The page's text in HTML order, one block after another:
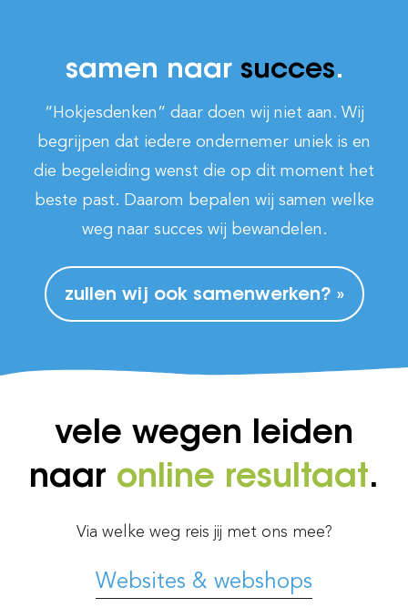
samen naar succes.
“Hokjesdenken” daar doen wij niet aan. Wij
begrijpen dat iedere ondernemer uniek is en
die begeleiding wenst die op dit moment het
beste past. Daarom bepalen wij samen welke
weg naar succes wij bewandelen.
zullen wij ook samenwerken? »
vele wegen leiden
naar online resultaat.
Via welke weg reis jij met ons mee?
Websites & webshops